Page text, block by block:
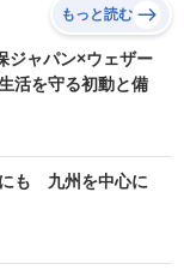
もっと読む
ジャパン×ウェザー
活を守る初動と備
も 九州を中心に